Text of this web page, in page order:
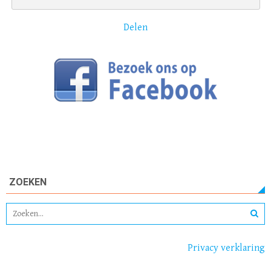
Delen
ZOEKEN
Privacy verklaring